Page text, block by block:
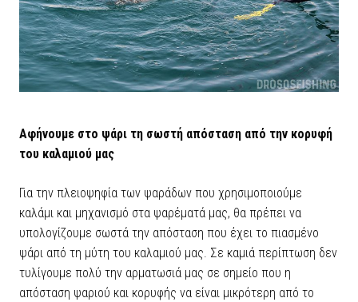
Αφήνουμε στο ψάρι τη σωστή απόσταση από την κορυφή
του καλαμιού μας
Για την πλειοψηφία των ψαράδων που χρησιμοποιούμε
καλάμι και μηχανισμό στα ψαρέματά μας, θα πρέπει να
υπολογίζουμε σωστά την απόσταση που έχει το πιασμένο
ψάρι από τη μύτη του καλαμιού μας. Σε καμιά περίπτωση δεν
τυλίγουμε πολύ την αρματωσιά μας σε σημείο που η
απόσταση ψαριού και κορυφής να είναι μικρότερη από το